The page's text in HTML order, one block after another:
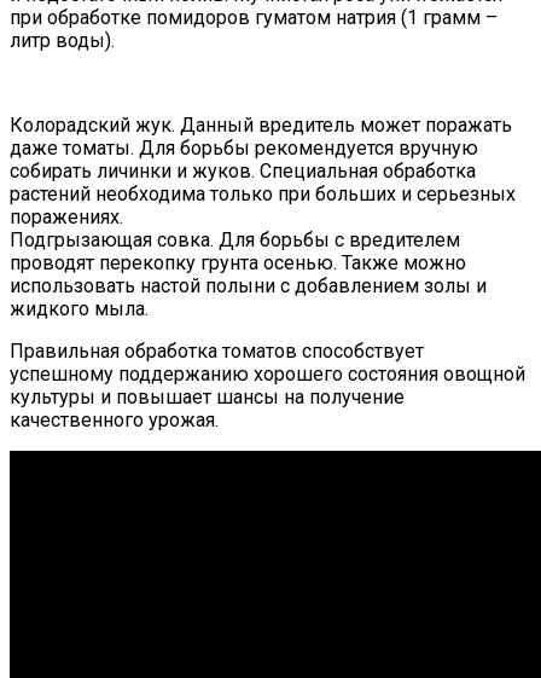
при обработке помидоров гуматом натрия (1 грамм –
литр воды).
Колорадский жук. Данный вредитель может поражать
даже томаты. Для борьбы рекомендуется вручную
собирать личинки и жуков. Специальная обработка
растений необходима только при больших и серьезных
поражениях.
Подгрызающая совка. Для борьбы с вредителем
проводят перекопку грунта осенью. Также можно
использовать настой полыни с добавлением золы и
жидкого мыла.
Правильная обработка томатов способствует
успешному поддержанию хорошего состояния овощной
культуры и повышает шансы на получение
качественного урожая.